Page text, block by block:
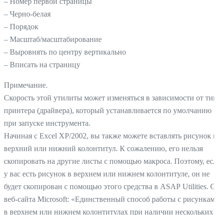
– Черно-белая
– Порядок
– Масштаб/масштабирование
– Выровнять по центру вертикально
– Вписать на страницу
Примечание.
Скорость этой утилиты может изменяться в зависимости от
принтера (драйвера), который устанавливается по умолчанию
при запуске инструмента.
Начиная с Excel ХР/2002, вы также можете вставлять рисунок в
верхний или нижний колонтитул. К сожалению, его нельзя
скопировать на другие листы с помощью макроса. Поэтому,
у вас есть рисунок в верхнем или нижнем колонтитуле, он не
будет скопирован с помощью этого средства в ASAP Utilities. С
веб-сайта Microsoft: «Единственный способ работы с
в верхнем или нижнем колонтитулах при наличии нескольких